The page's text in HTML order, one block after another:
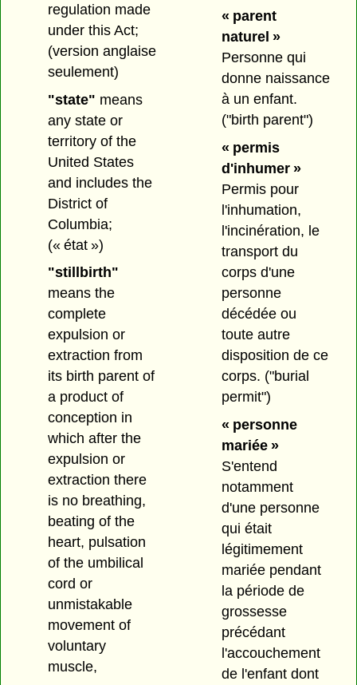
regulation made
under this Act;
(version anglaise
seulement)
"state" means
any state or
territory of the
United States
and includes the
District of
Columbia;
(« état »)
"stillbirth"
means the
complete
expulsion or
extraction from
its birth parent of
a product of
conception in
which after the
expulsion or
extraction there
is no breathing,
beating of the
heart, pulsation
of the umbilical
cord or
unmistakable
movement of
voluntary
muscle,
« parent
naturel »
Personne qui
donne naissance
à un enfant.
("birth parent")
« permis
d'inhumer »
Permis pour
l'inhumation,
l'incinération, le
transport du
corps d'une
personne
décédée ou
toute autre
disposition de ce
corps. ("burial
permit")
« personne
mariée »
S'entend
notamment
d'une personne
qui était
légitimement
mariée pendant
la période de
grossesse
précédant
l'accouchement
de l'enfant dont